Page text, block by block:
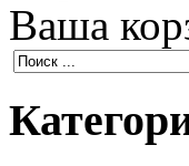
Ваша